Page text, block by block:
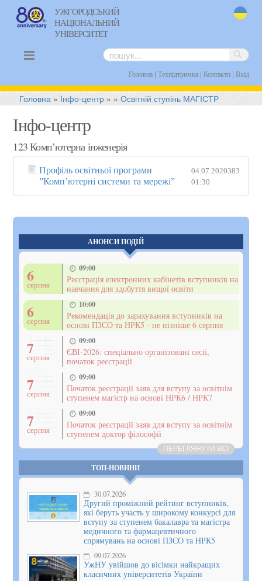
УЖГОРОДСЬКИЙ
НАЦІОНАЛЬНИЙ
УНІВЕРСИТЕТ
Головна| Техпідтримка| Контакти| Вхід
Головна » Інфо-центр » »Освітній ступінь МАГІСТР
Інфо-центр
123 Комп’ютерна інженерія
Профіль освітньої програми
”Комп’ютерні системи та мережі”
04.07.2020
01:30
383
АНОНСИ ПОДІЙ
6
серпня
09:00
Реєстрація електронних кабінетів вступників на
навчання для здобуття вищої освіти
6
серпня
10:00
Рекомендація до зарахування вступників на
основі ПЗСО та НРК5 - не пізніше 6 серпня
7
серпня
09:00
ЄВІ-2026: спеціально організовані сесії,
початок реєстрації
7
серпня
09:00
Початок реєстрації заяв для вступу за освітнім
ступенем магістр на основі НРК6 / НРК7
7
серпня
09:00
Початок реєстрації заяв для вступу за освітнім
ступенем доктор філософії
ПЕРЕГЛЯНУТИ ВСІ
ТОП-НОВИНИ
30.07.2026
Другий проміжний рейтинг вступників,
які беруть участь у широкому конкурсі для
вступу за ступенем бакалавра та магістра
медичного та фармацевтичного
спрямувань на основі ПЗСО та НРК5
09.07.2026
УжНУ увійшов до вісімки найкращих
класичних університетів України